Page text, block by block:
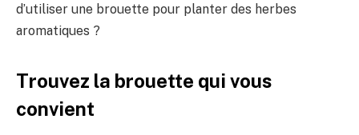
d’utiliser une brouette pour planter des herbes
aromatiques ?
Trouvez la brouette qui vous
convient